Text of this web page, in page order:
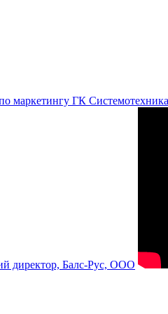
маркетингу ГК Системотехника
директор, Балс-Рус, ООО